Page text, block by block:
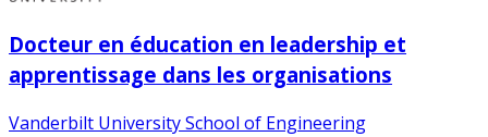
Docteur en éducation en leadership et
apprentissage dans les organisations
Vanderbilt University School of Engineering